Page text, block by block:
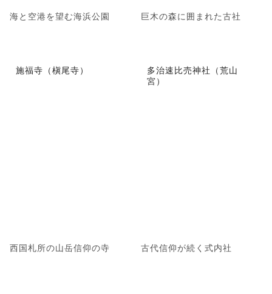
海と空港を望む海浜公園 巨木の森に囲まれた古社
施福寺（槇尾寺）
西国札所の山岳信仰の寺
多治速比売神社（荒山
宮）
古代信仰が続く式内社